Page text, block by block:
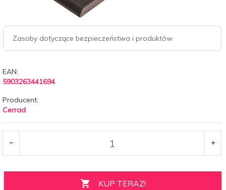
Zasoby dotyczące bezpieczeństwa i produktów
EAN:
5903263441694
Producent:
Cerrad
KUP TERAZ!